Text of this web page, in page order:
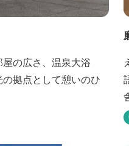
の広さ、温泉大浴
拠点として憩いのひ